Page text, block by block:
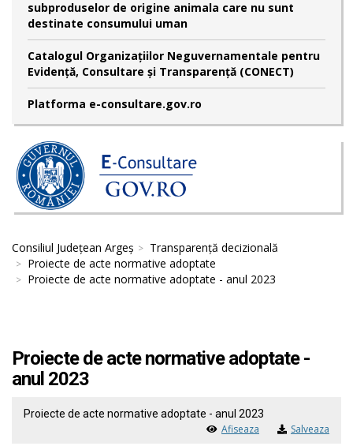
subproduselor de origine animala care nu sunt
destinate consumului uman
Catalogul Organizațiilor Neguvernamentale pentru
Evidență, Consultare și Transparență (CONECT)
Platforma e-consultare.gov.ro
Consiliul Județean Argeș
Transparență decizională
Proiecte de acte normative adoptate
Proiecte de acte normative adoptate - anul 2023
Proiecte de acte normative adoptate -
anul 2023
Proiecte de acte normative adoptate - anul 2023
Afiseaza Salveaza